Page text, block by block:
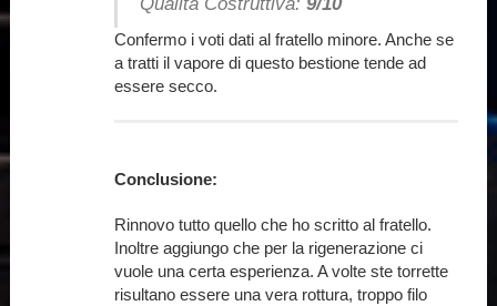
Qualità Costruttiva: 9/10
Confermo i voti dati al fratello minore. Anche se
a tratti il vapore di questo bestione tende ad
essere secco.
Conclusione:
Rinnovo tutto quello che ho scritto al fratello.
Inoltre aggiungo che per la rigenerazione ci
vuole una certa esperienza. A volte ste torrette
risultano essere una vera rottura, troppo filo